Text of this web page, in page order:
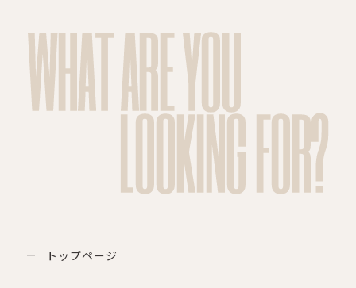
WHAT ARE YOU
LOOKING FOR?
トップページ